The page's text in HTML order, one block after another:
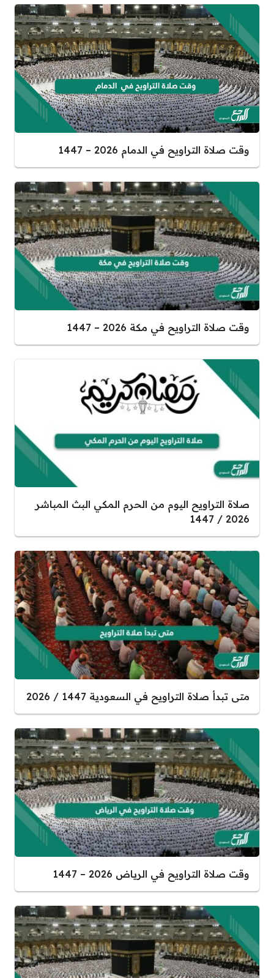
وقت صلاة التراويح في الدمام 2026 – 1447
وقت صلاة التراويح في مكة 2026 – 1447
صلاة التراويح اليوم من الحرم المكي البث المباشر
2026 / 1447
متى تبدأ صلاة التراويح في السعودية 1447 / 2026
وقت صلاة التراويح في الرياض 2026 – 1447